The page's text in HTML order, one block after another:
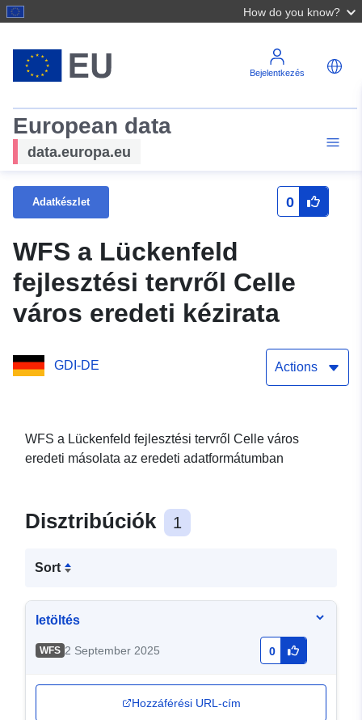
How do you know?
Bejelentkezés
European data
data.europa.eu
Adatkészlet 0
WFS a Lückenfeld
fejlesztési tervről Celle
város eredeti kézirata
GDI-DE Actions
WFS a Lückenfeld fejlesztési tervről Celle város
eredeti másolata az eredeti adatformátumban
Disztribúciók 1
Sort
letöltés
WFS 2 September 2025 0
Hozzáférési URL-cím